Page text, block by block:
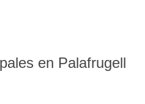
en Palafrugell